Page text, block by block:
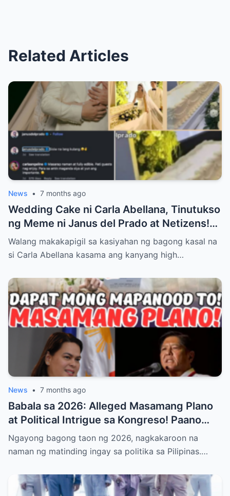
Related Articles
News • 7 months ago
Wedding Cake ni Carla Abellana, Tinutukso
ng Meme ni Janus del Prado at Netizens!
Paano Tinugon ng Bagong Kasal ang Hugis
‘Kabaong’ na Isyu at Bakit Sinasabing ‘Para
ng Dramatikong Reaksyon sa Social Media
Walang makakapigil sa kasiyahan ng bagong kasal na
si Carla Abellana kasama ang kanyang high…
News • 7 months ago
Babala sa 2026: Alleged Masamang Plano
at Political Intrigue sa Kongreso! Paano
Sinusubukang Patalsikin ang House
Speaker at Bakit Pinangangambahan ng
Duterte—Alamin ang Buong Detalye ng
Matinding Labanan sa Likod ng Kulungan at
Ngayong bagong taon ng 2026, nagkakaroon na
naman ng matinding ingay sa politika sa Pilipinas.…